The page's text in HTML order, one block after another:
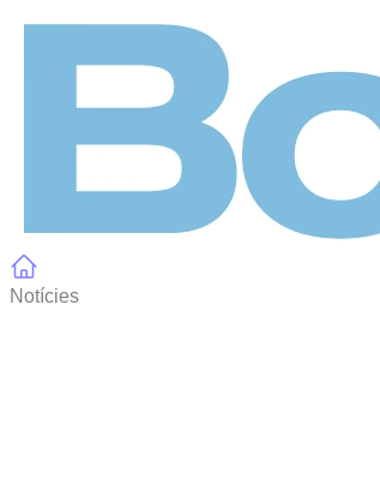
Notícies